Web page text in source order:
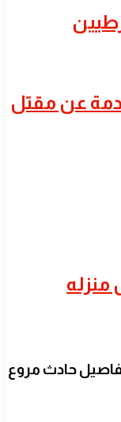
عن مقتل
تفاصيل حادث مروع